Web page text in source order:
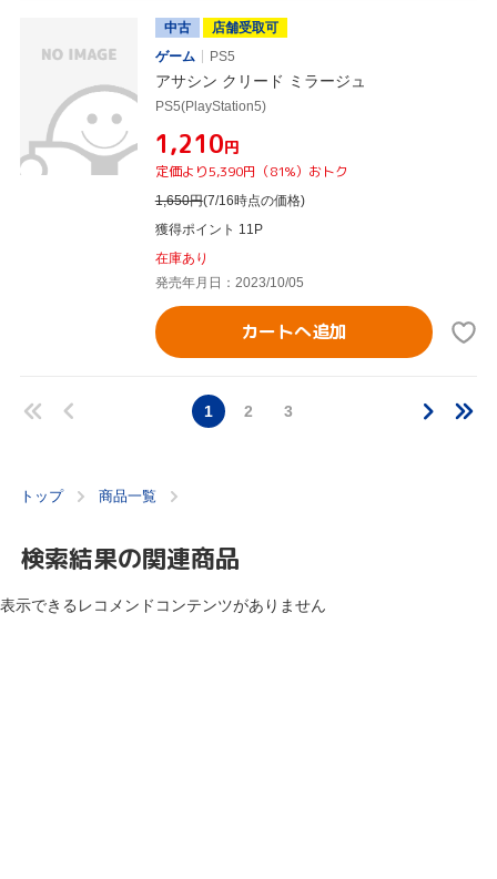
中古
店舗受取可
ゲーム
PS5
アサシン クリード ミラージュ
PS5(PlayStation5)
¥1,210円
定価より5,390円（81%）おトク
1,650円(7/16時点の価格)
獲得ポイント 11P
在庫あり
発売年月日：2023/10/05
カートへ追加
1 2 3
トップ 商品一覧
検索結果の関連商品
表示できるレコメンドコンテンツがありません